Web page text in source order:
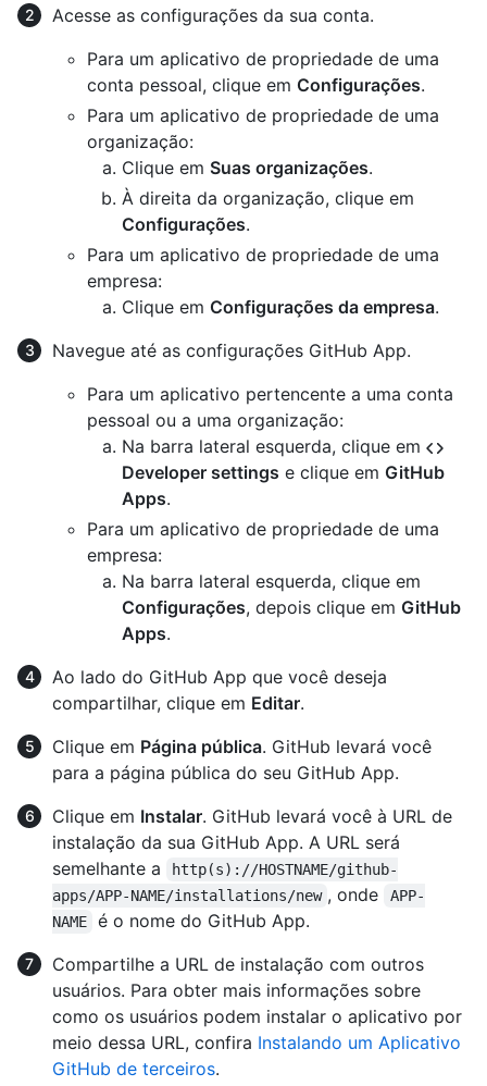
Acesse as configurações da sua conta.
Para um aplicativo de propriedade de uma
conta pessoal, clique em Configurações.
Para um aplicativo de propriedade de uma
organização:
Clique em Suas organizações.
À direita da organização, clique em
Configurações.
Para um aplicativo de propriedade de uma
empresa:
Clique em Configurações da empresa.
Navegue até as configurações GitHub App.
Para um aplicativo pertencente a uma conta
pessoal ou a uma organização:
Na barra lateral esquerda, clique em
Developer settings e clique em GitHub
Apps.
Para um aplicativo de propriedade de uma
empresa:
Na barra lateral esquerda, clique em
Configurações, depois clique em GitHub
Apps.
Ao lado do GitHub App que você deseja
compartilhar, clique em Editar.
Clique em Página pública. GitHub levará você
para a página pública do seu GitHub App.
Clique em Instalar. GitHub levará você à URL de
instalação da sua GitHub App. A URL será
semelhante a
http(s)://HOSTNAME/github-
apps/APP-NAME/installations/new , onde
APP-
NAME
é o nome do GitHub App.
Compartilhe a URL de instalação com outros
usuários. Para obter mais informações sobre
como os usuários podem instalar o aplicativo por
meio dessa URL, confira Instalando um Aplicativo
GitHub de terceiros.